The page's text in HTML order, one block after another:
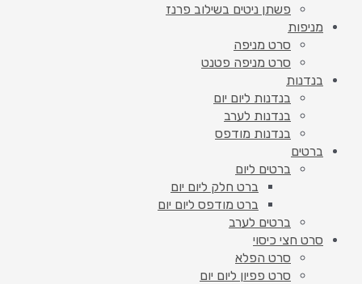
פשתן ניטים בשילוב פרנז
מניפות
סרט מניפה
סרט מניפה פטנט
בנדנות
בנדנות ליום יום
בנדנות לערב
בנדנות מודפס
ברטים
ברטים ליום
ברט חלק ליום יום
ברט מודפס ליום יום
ברטים לערב
סרט חצי כיסוי
סרט הפלא
סרט פפיון ליום יום